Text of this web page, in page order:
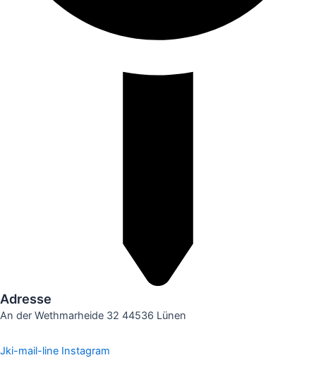
Adresse
An der Wethmarheide 32 44536 Lünen
Jki-mail-line Instagram